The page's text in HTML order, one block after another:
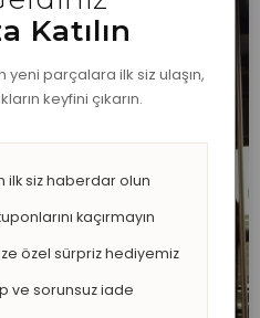
Katılın
yeni parçalara ilk siz ulaşın,
keyfini çıkarın.
ilk siz haberdar olun
kaçırmayın
özel sürpriz hediyemiz
ve sorunsuz iade